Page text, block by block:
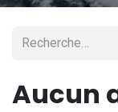
Aucun